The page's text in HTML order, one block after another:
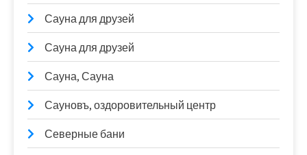
Сауна для друзей
Сауна для друзей
Сауна, Сауна
Сауновъ, оздоровительный центр
Северные бани